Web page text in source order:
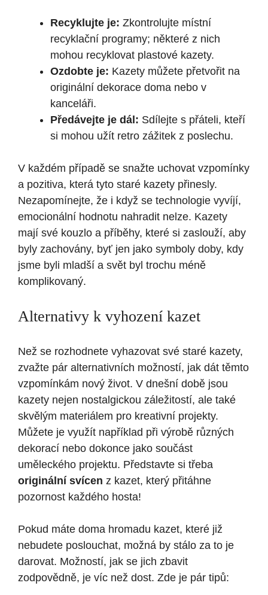
Recyklujte je: Zkontrolujte místní
recyklační programy; některé z nich
mohou recyklovat plastové kazety.
Ozdobte je: Kazety můžete přetvořit na
originální dekorace doma nebo v
kanceláři.
Předávejte je dál: Sdílejte s přáteli, kteří
si mohou užít retro zážitek z poslechu.
V každém případě se snažte uchovat vzpomínky
a pozitiva, která tyto staré kazety přinesly.
Nezapomínejte, že i když se technologie vyvíjí,
emocionální hodnotu nahradit nelze. Kazety
mají své kouzlo a příběhy, které si zaslouží, aby
byly zachovány, byť jen jako symboly doby, kdy
jsme byli mladší a svět byl trochu méně
komplikovaný.
Alternativy k vyhození kazet
Než se rozhodnete vyhazovat své staré kazety,
zvažte pár alternativních možností, jak dát těmto
vzpomínkám nový život. V dnešní době jsou
kazety nejen nostalgickou záležitostí, ale také
skvělým materiálem pro kreativní projekty.
Můžete je využít například při výrobě různých
dekorací nebo dokonce jako součást
uměleckého projektu. Představte si třeba
originální svícen z kazet, který přitáhne
pozornost každého hosta!
Pokud máte doma hromadu kazet, které již
nebudete poslouchat, možná by stálo za to je
darovat. Možností, jak se jich zbavit
zodpovědně, je víc než dost. Zde je pár tipů: